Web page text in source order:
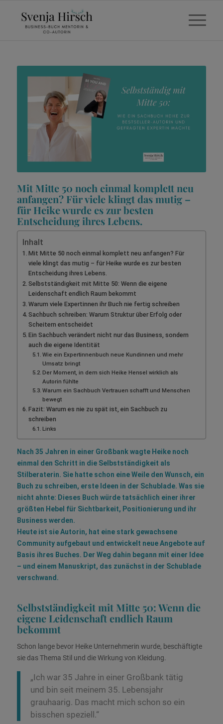
Mit Mitte 50 noch einmal komplett neu
anfangen? Für viele klingt das mutig –
für Heike wurde es zur besten
Entscheidung ihres Lebens.
Inhalt
Mit Mitte 50 noch einmal komplett neu anfangen? Für
viele klingt das mutig – für Heike wurde es zur besten
Entscheidung ihres Lebens.
Selbstständigkeit mit Mitte 50: Wenn die eigene
Leidenschaft endlich Raum bekommt
Warum viele Expertinnen ihr Buch nie fertig schreiben
Sachbuch schreiben: Warum Struktur über Erfolg oder
Scheitern entscheidet
Ein Sachbuch verändert nicht nur das Business, sondern
auch die eigene Identität
Wie ein Expertinnenbuch neue Kundinnen und mehr
Umsatz bringt
Der Moment, in dem sich Heike Hensel wirklich als
Autorin fühlte
Warum ein Sachbuch Vertrauen schafft und Menschen
bewegt
Fazit: Warum es nie zu spät ist, ein Sachbuch zu
schreiben
Links
Nach 35 Jahren in einer Großbank wagte Heike noch
einmal den Schritt in die Selbstständigkeit als
Stilberaterin. Sie hatte schon eine Weile den Wunsch, ein
Buch zu schreiben, erste Ideen in der Schublade. Was sie
nicht ahnte: Dieses Buch würde tatsächlich einer ihrer
größten Hebel für Sichtbarkeit, Positionierung und ihr
Business werden.
Heute ist sie Autorin, hat eine stark gewachsene
Community aufgebaut und entwickelt neue Angebote auf
Basis ihres Buches. Der Weg dahin begann mit einer Idee
– und einem Manuskript, das zunächst in der Schublade
verschwand.
Selbstständigkeit mit Mitte 50: Wenn die
eigene Leidenschaft endlich Raum
bekommt
Schon lange bevor Heike Unternehmerin wurde, beschäftigte
sie das Thema Stil und die Wirkung von Kleidung.
„Ich war 35 Jahre in einer Großbank tätig
und bin seit meinem 35. Lebensjahr
grauhaarig. Das macht mich schon so ein
bisschen speziell.“